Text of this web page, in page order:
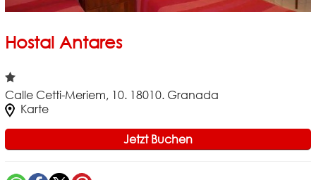
Hostal Antares
Calle Cetti-Meriem, 10. 18010. Granada
Karte
Jetzt Buchen